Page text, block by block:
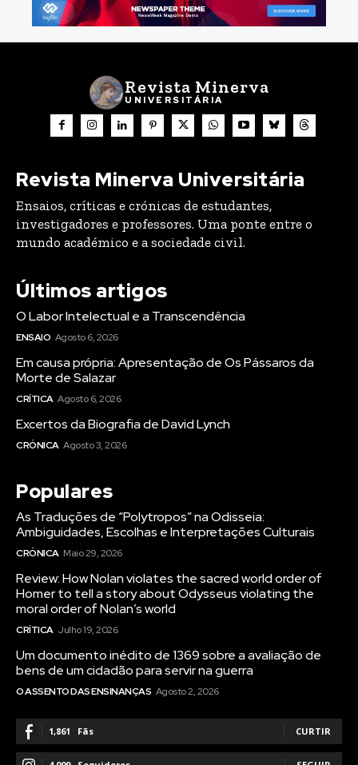
Revista Minerva
UNIVERSITÁRIA
Revista Minerva Universitária
Ensaios, críticas e crónicas de estudantes,
investigadores e professores. Uma ponte entre o
mundo académico e a sociedade civil.
Últimos artigos
O Labor Intelectual e a Transcendência
ENSAIO Agosto 6, 2026
Em causa própria: Apresentação de Os Pássaros da
Morte de Salazar
CRÍTICA Agosto 6, 2026
Excertos da Biografia de David Lynch
CRÓNICA Agosto 3, 2026
Populares
As Traduções de “Polytropos” na Odisseia:
Ambiguidades, Escolhas e Interpretações Culturais
CRÓNICA Maio 29, 2026
Review: How Nolan violates the sacred world order of
Homer to tell a story about Odysseus violating the
moral order of Nolan’s world
CRÍTICA Julho 19, 2026
Um documento inédito de 1369 sobre a avaliação de
bens de um cidadão para servir na guerra
O ASSENTO DAS ENSINANÇAS Agosto 2, 2026
1,861 Fãs CURTIR